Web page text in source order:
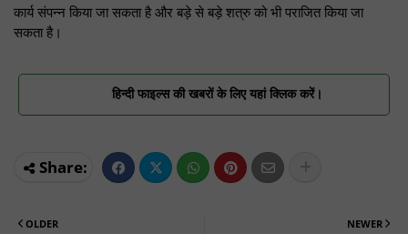
कार्य संपन्न किया जा सकता है और बड़े से बड़े शत्रु को भी पराजित किया जा
सकता है।
हिन्दी फाइल्स की खबरों के लिए यहां क्लिक करें।
NEWER
OLDER